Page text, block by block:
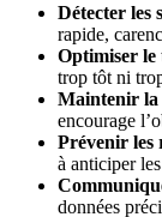
Détecter les
rapide,
Optimiser le
trop tôt ni
Maintenir la
encourage
Prévenir les
à anticiper
données